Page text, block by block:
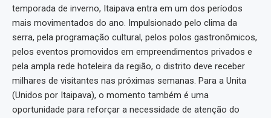
temporada de inverno, Itaipava entra em um dos períodos
mais movimentados do ano. Impulsionado pelo clima da
serra, pela programação cultural, pelos polos gastronômicos,
pelos eventos promovidos em empreendimentos privados e
pela ampla rede hoteleira da região, o distrito deve receber
milhares de visitantes nas próximas semanas. Para a Unita
(Unidos por Itaipava), o momento também é uma
oportunidade para reforçar a necessidade de atenção do